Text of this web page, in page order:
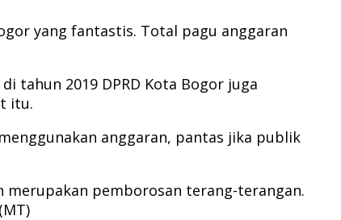
yang fantastis. Total pagu anggaran
tahun 2019 DPRD Kota Bogor juga
itu.
anggaran, pantas jika publik
merupakan pemborosan terang-terangan.